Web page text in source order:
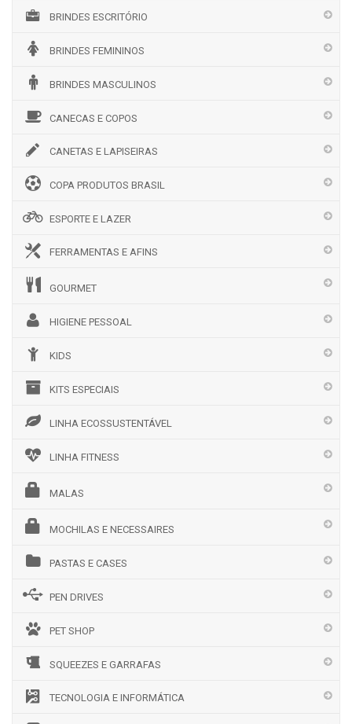
BRINDES ESCRITÓRIO
BRINDES FEMININOS
BRINDES MASCULINOS
CANECAS E COPOS
CANETAS E LAPISEIRAS
COPA PRODUTOS BRASIL
ESPORTE E LAZER
FERRAMENTAS E AFINS
GOURMET
HIGIENE PESSOAL
KIDS
KITS ESPECIAIS
LINHA ECOSSUSTENTÁVEL
LINHA FITNESS
MALAS
MOCHILAS E NECESSAIRES
PASTAS E CASES
PEN DRIVES
PET SHOP
SQUEEZES E GARRAFAS
TECNOLOGIA E INFORMÁTICA